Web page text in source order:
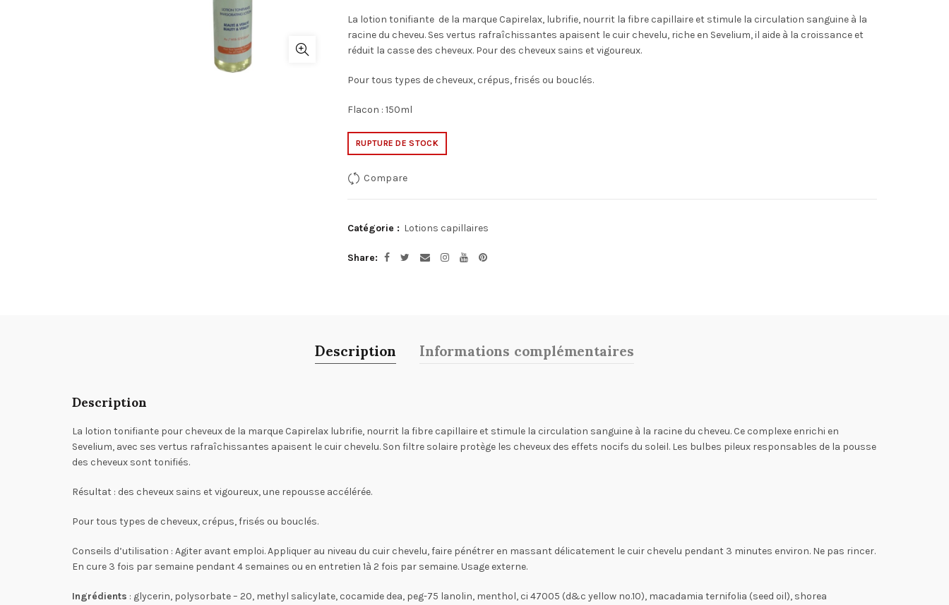
La lotion tonifiante de la marque Capirelax, lubrifie, nourrit la fibre capillaire et stimule la circulation sanguine à la
racine du cheveu. Ses vertus rafraîchissantes apaisent le cuir chevelu, riche en Sevelium, il aide à la croissance et
réduit la casse des cheveux. Pour des cheveux sains et vigoureux.
Pour tous types de cheveux, crépus, frisés ou bouclés.
Flacon : 150ml
RUPTURE DE STOCK
Compare
Catégorie : Lotions capillaires
Share
Description Informations complémentaires
Description
La lotion tonifiante pour cheveux de la marque Capirelax lubrifie, nourrit la fibre capillaire et stimule la circulation sanguine à la racine du cheveu. Ce complexe enrichi en
Sevelium, avec ses vertus rafraîchissantes apaisent le cuir chevelu. Son filtre solaire protège les cheveux des effets nocifs du soleil. Les bulbes pileux responsables de la pousse
des cheveux sont tonifiés.
Résultat : des cheveux sains et vigoureux, une repousse accélérée.
Pour tous types de cheveux, crépus, frisés ou bouclés.
Conseils d’utilisation : Agiter avant emploi. Appliquer au niveau du cuir chevelu, faire pénétrer en massant délicatement le cuir chevelu pendant 3 minutes environ. Ne pas rincer.
En cure 3 fois par semaine pendant 4 semaines ou en entretien 1à 2 fois par semaine. Usage externe.
Ingrédients : glycerin, polysorbate – 20, methyl salicylate, cocamide dea, peg-75 lanolin, menthol, ci 47005 (d&c yellow no.10), macadamia ternifolia (seed oil), shorea